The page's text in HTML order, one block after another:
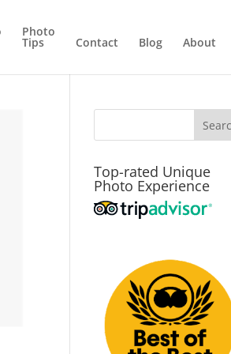
Photo
Tips Contact Blog About
Top-rated Unique
Photo Experience